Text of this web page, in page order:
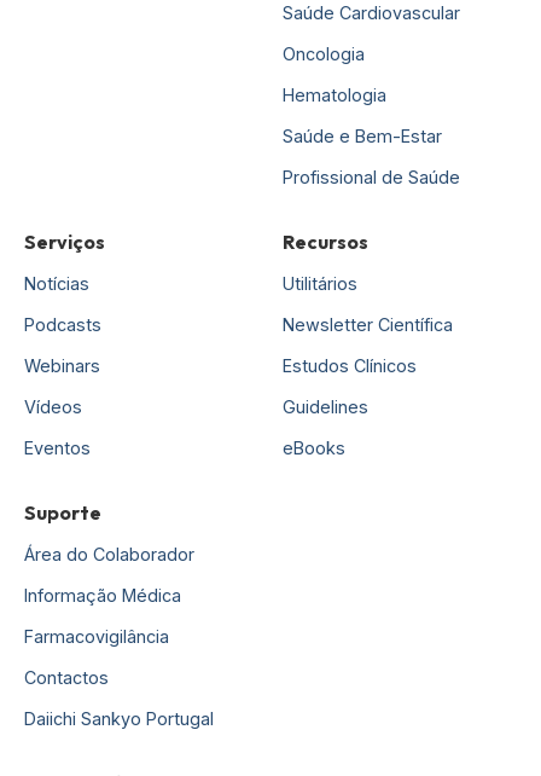
Saúde Cardiovascular
Oncologia
Hematologia
Saúde e Bem-Estar
Profissional de Saúde
Serviços
Notícias
Podcasts
Webinars
Vídeos
Eventos
Recursos
Utilitários
Newsletter Científica
Estudos Clínicos
Guidelines
eBooks
Suporte
Área do Colaborador
Informação Médica
Farmacovigilância
Contactos
Daiichi Sankyo Portugal